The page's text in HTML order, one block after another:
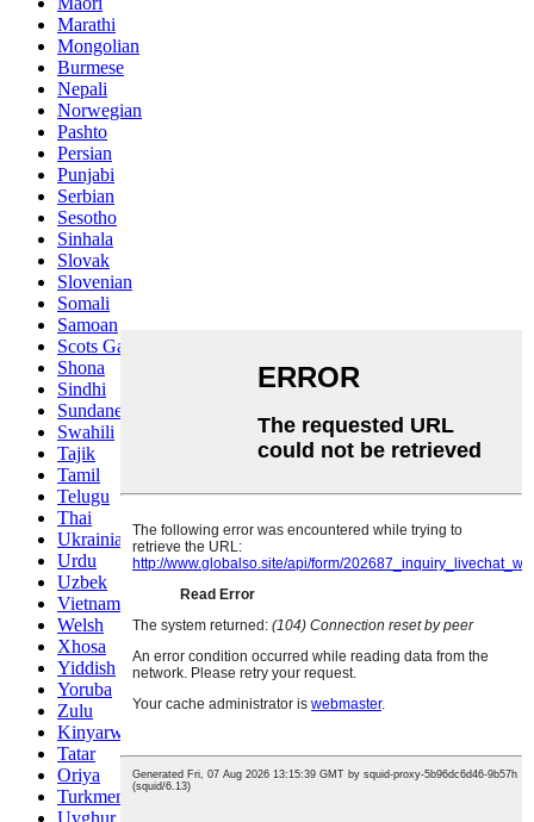
Marathi
Mongolian
Burmese
Nepali
Norwegian
Pashto
Persian
Punjabi
Serbian
Sesotho
Sinhala
Slovak
Slovenian
Somali
Samoan
Scots Gaelic
Shona
Sindhi
Sundanese
Swahili
Tajik
Tamil
Telugu
Thai
Ukrainian
Urdu
Uzbek
Vietnamese
Welsh
Xhosa
Yiddish
Yoruba
Zulu
Kinyarwanda
Tatar
Oriya
Turkmen
Uyghur